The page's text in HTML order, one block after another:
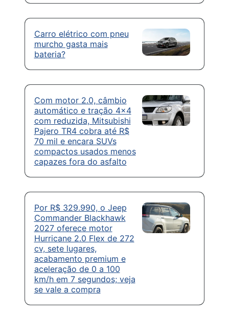
Carro elétrico com pneu
murcho gasta mais
bateria?
Com motor 2.0, câmbio
automático e tração 4×4
com reduzida, Mitsubishi
Pajero TR4 cobra até R$
70 mil e encara SUVs
compactos usados menos
capazes fora do asfalto
Por R$ 329.990, o Jeep
Commander Blackhawk
2027 oferece motor
Hurricane 2.0 Flex de 272
cv, sete lugares,
acabamento premium e
aceleração de 0 a 100
km/h em 7 segundos; veja
se vale a compra